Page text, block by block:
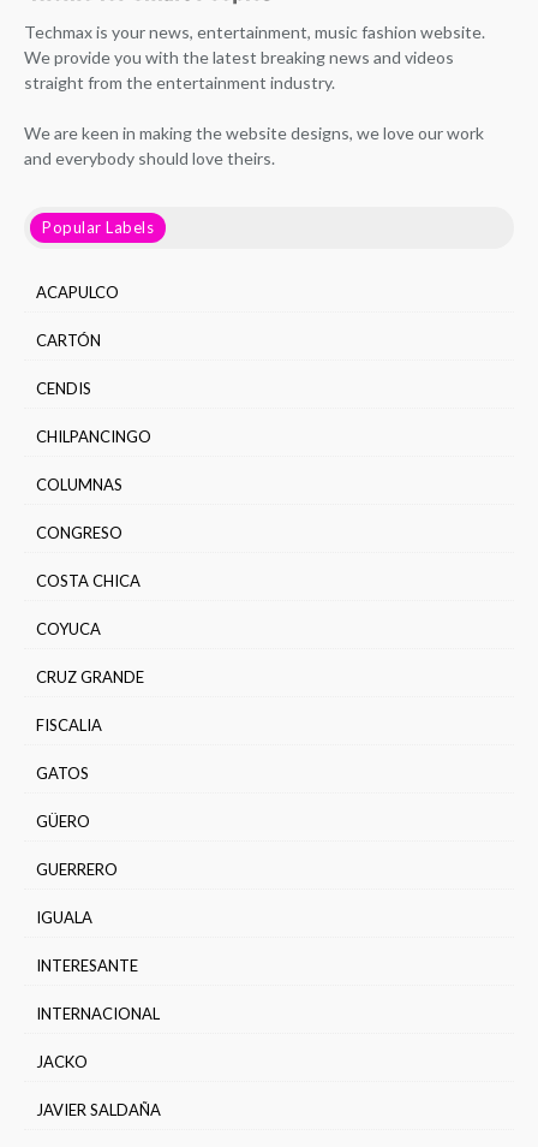
Techmax is your news, entertainment, music fashion website.
We provide you with the latest breaking news and videos
straight from the entertainment industry.
We are keen in making the website designs, we love our work
and everybody should love theirs.
Popular Labels
ACAPULCO
CARTÓN
CENDIS
CHILPANCINGO
COLUMNAS
CONGRESO
COSTA CHICA
COYUCA
CRUZ GRANDE
FISCALIA
GATOS
GÜERO
GUERRERO
IGUALA
INTERESANTE
INTERNACIONAL
JACKO
JAVIER SALDAÑA